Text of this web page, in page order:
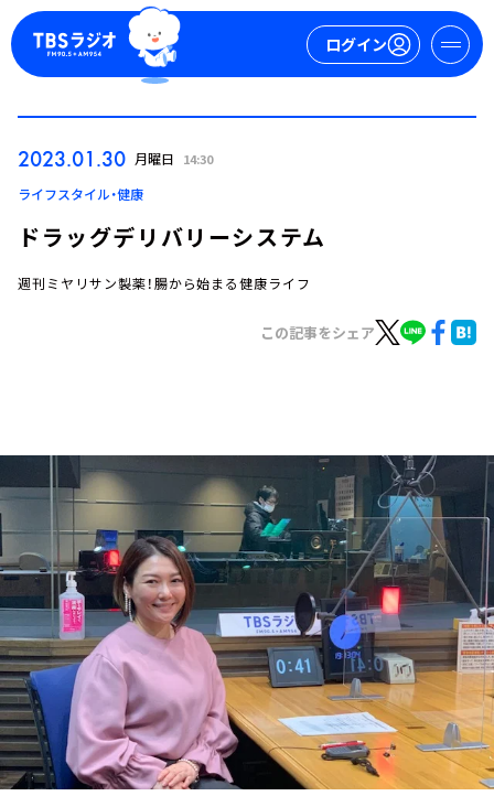
ログイン
ログイン
トピックス
TBS Podcast
お知らせ
イベント・グッズ
YouTube
会社情報
2023.01.30 月曜日 14:30
ライフスタイル・健康
ドラッグデリバリーシステム
週刊ミヤリサン製薬！腸から始まる健康ライフ
この記事をシェア